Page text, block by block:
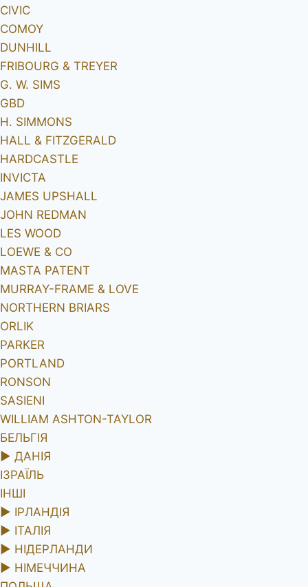
CIVIC
COMOY
DUNHILL
FRIBOURG & TREYER
G. W. SIMS
GBD
H. SIMMONS
HALL & FITZGERALD
HARDCASTLE
INVICTA
JAMES UPSHALL
JOHN REDMAN
LES WOOD
LOEWE & CO
MASTA PATENT
MURRAY-FRAME & LOVE
NORTHERN BRIARS
ORLIK
PARKER
PORTLAND
RONSON
SASIENI
WILLIAM ASHTON-TAYLOR
БЕЛЬГІЯ
► ДАНІЯ
ІЗРАЇЛЬ
ІНШІ
► ІРЛАНДІЯ
► ІТАЛІЯ
► НІДЕРЛАНДИ
► НІМЕЧЧИНА